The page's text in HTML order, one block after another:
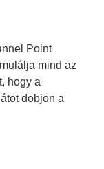
Point
mind az
hogy a
dobjon a